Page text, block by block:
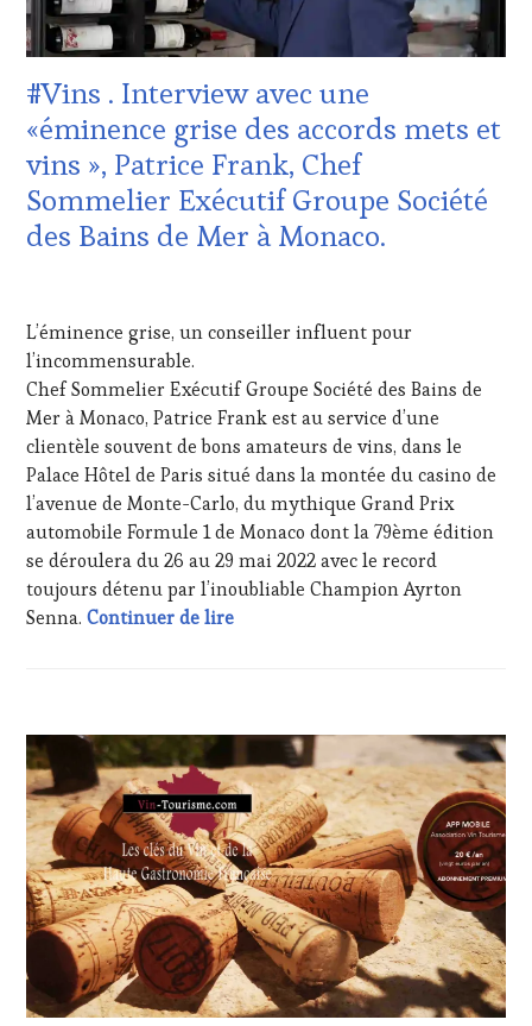
TOURISME,
PRODUCTEURS
PROVENCE
RESTAURATEUR,
CHEF,
CUISINIER,
ŒNOLOGUE,
SOMMELIER,
SAINTE-
SPOT
BY
TASTING
MOVIE,
VAR,
VIGNOBLES,
WINE
TASTING
VOUCHER
WINE
TOURISM
FAME,
WINE
TOUR
MOVIE
WINETASTINGVOUCHER.COM
EDITION
LES
DU
VIN
ET
DE
LA
HAUTE
GASTRONOMIE
DÉGUSTATIONS,
WINE
TASTING
MÉDIAS,
PRESSE
ÉCRITE,
RADIO,
TV,
OENOTOURISME,
PARTENAIRES
VIN
TOURISME,
CUISINIER,
ŒNOLOGUE,
SOMMELIER,
SALONS
INTERNATIONAUX,
VIGNOBLES,
WINE
TASTING
VOUCHER,
WINE
TOURISM
FAME ,
WINE
#Vins . Interview avec une
«éminence grise des accords mets et
vins », Patrice Frank, Chef
Sommelier Exécutif Groupe Société
des Bains de Mer à Monaco.
2021
L’éminence grise, un conseiller influent pour
l’incommensurable.
Chef Sommelier Exécutif Groupe Société des Bains de
Mer à Monaco, Patrice Frank est au service d’une
clientèle souvent de bons amateurs de vins, dans le
Palace Hôtel de Paris situé dans la montée du casino de
l’avenue de Monte-Carlo, du mythique Grand Prix
automobile Formule 1 de Monaco dont la 79ème édition
se déroulera du 26 au 29 mai 2022 avec le record
toujours détenu par l’inoubliable Champion Ayrton
Senna.Continuer de lire#Vins . Interview avec une
CLUB
:
WINE
TASTING
VOUCHER
CORSICA,
CÔTES-
DE-
PROVENCE,
CULTURAL
GUEST ,
DOMAINE